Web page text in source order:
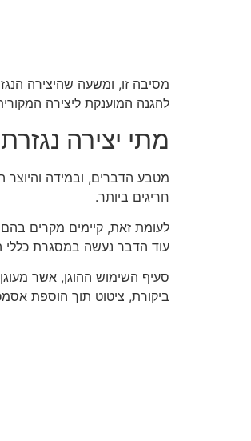
מסיבה זו, ומשעה שהיצירה
להגנה המוענקת ליצירה
מתי יצירה
מטבע הדברים, ובמידה והיוצר
חריגים ביותר.
לעומת זאת, קיימים מקרים בהם
עוד הדבר נעשה במסגרת כללי
סעיף השימוש ההוגן, אשר
ביקורת, ציטוט תוך הוספת